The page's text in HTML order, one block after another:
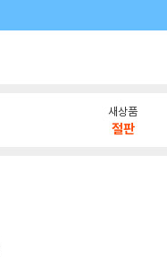
새상품
절판